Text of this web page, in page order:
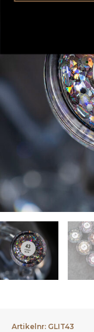
Artikelnr: GLIT43